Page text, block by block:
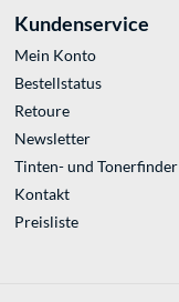
Kundenservice
Mein Konto
Bestellstatus
Retoure
Newsletter
Tinten- und Tonerfinder
Kontakt
Preisliste